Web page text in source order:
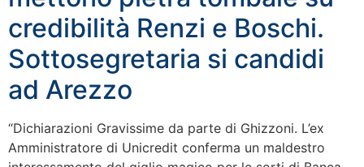
credibilità Renzi e Boschi.
Sottosegretaria si candidi
ad Arezzo
“Dichiarazioni Gravissime da parte di Ghizzoni. L’ex
Amministratore di Unicredit conferma un maldestro